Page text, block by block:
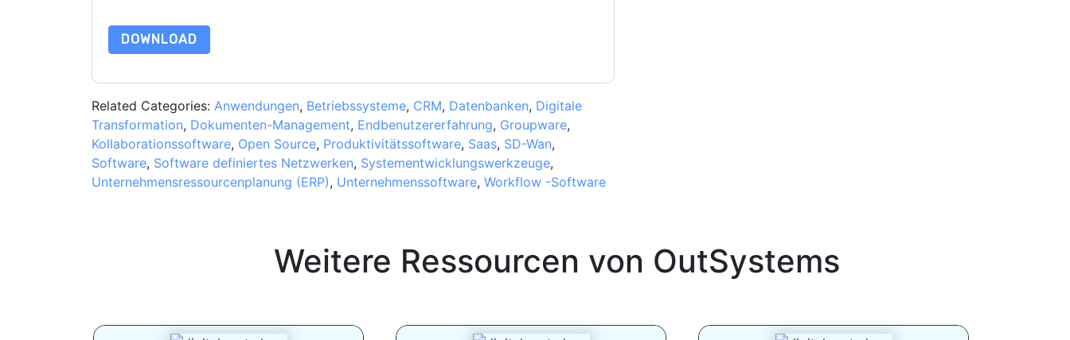
DOWNLOAD
Related Categories: Anwendungen, Betriebssysteme, CRM, Datenbanken, Digitale
Transformation, Dokumenten-Management, Endbenutzererfahrung, Groupware,
Kollaborationssoftware, Open Source, Produktivitätssoftware, Saas, SD-Wan,
Software, Software definiertes Netzwerken, Systementwicklungswerkzeuge,
Unternehmensressourcenplanung (ERP), Unternehmenssoftware, Workflow -Software
Weitere Ressourcen von OutSystems